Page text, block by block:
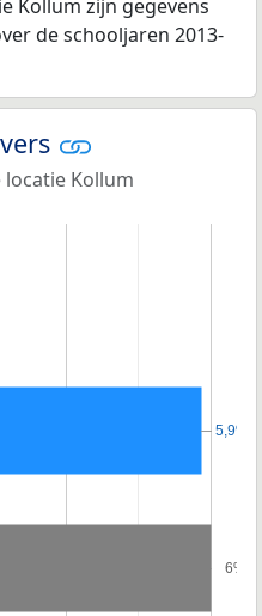
Kollum zijn gegevens
de schooljaren 2013-
locatie Kollum
5,9%
5,9%
6%
6%